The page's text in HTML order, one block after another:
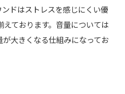
ドはストレスを感じにくい優
ております。音量については
大きくなる仕組みになってお